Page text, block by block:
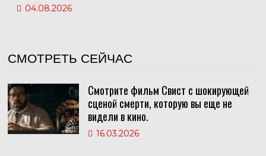
04.08.2026
СМОТРЕТЬ СЕЙЧАС
Смотрите фильм Свист с шокирующей
сценой смерти, которую вы еще не
видели в кино.
16.03.2026